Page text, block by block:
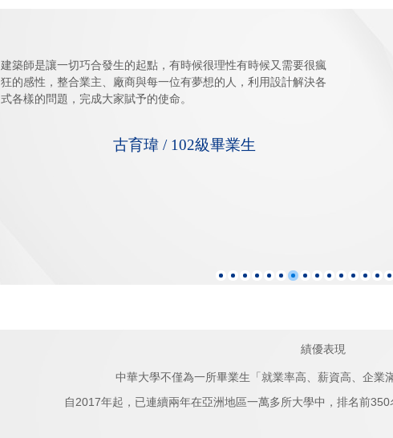
建築師是讓一切巧合發生的起點，有時候很理性有時候又需要很瘋
狂的感性，整合業主、廠商與每一位有夢想的人，利用設計解決各
式各樣的問題，完成大家賦予的使命。
古育瑋 / 102級畢業生
績優表現
中華大學不僅為一所畢業生「就業率高、薪資高、企業
自2017年起，已連續兩年在亞洲地區一萬多所大學中，排名前